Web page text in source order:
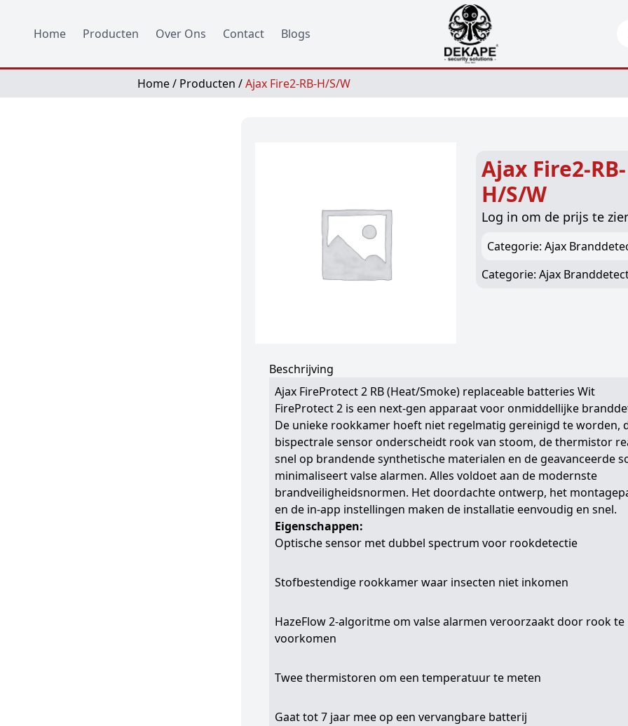
Home Producten Over Ons Contact Blogs
Home/ Producten /Ajax Fire2-RB-H/S/W
Ajax Fire2-RB-
H/S/W
Log in om de prijs te
Categorie: Ajax
Categorie:Ajax
Beschrijving
Ajax FireProtect 2 RB (Heat/Smoke) replaceable batteries Wit
FireProtect 2 is een next-gen apparaat voor onmiddellijke
De unieke rookkamer hoeft niet regelmatig gereinigd te worden,
bispectrale sensor onderscheidt rook van stoom, de thermistor
snel op brandende synthetische materialen en de geavanceerde
minimaliseert valse alarmen. Alles voldoet aan de modernste
brandveiligheidsnormen. Het doordachte ontwerp, het
en de in-app instellingen maken de installatie eenvoudig en snel.
Eigenschappen:
Optische sensor met dubbel spectrum voor rookdetectie
Stofbestendige rookkamer waar insecten niet inkomen
HazeFlow 2-algoritme om valse alarmen veroorzaakt door rook te
voorkomen
Twee thermistoren om een temperatuur te meten
Gaat tot 7 jaar mee op een vervangbare batterij